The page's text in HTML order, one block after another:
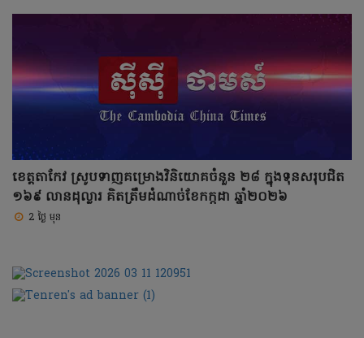
ខេត្តតាកែវ ស្រូបទាញគម្រោងវិនិយោគចំនួន ២៨ ក្នុងទុនសរុបជិត
១៦៩ លានដុល្លារ គិតត្រឹមដំណាច់ខែកក្កដា ឆ្នាំ២០២៦
2 ថ្ងៃ មុន